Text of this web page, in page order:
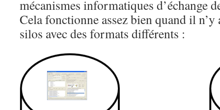
mécanismes informatiques d’échange
Cela fonctionne assez bien quand il
silos avec des formats différents :